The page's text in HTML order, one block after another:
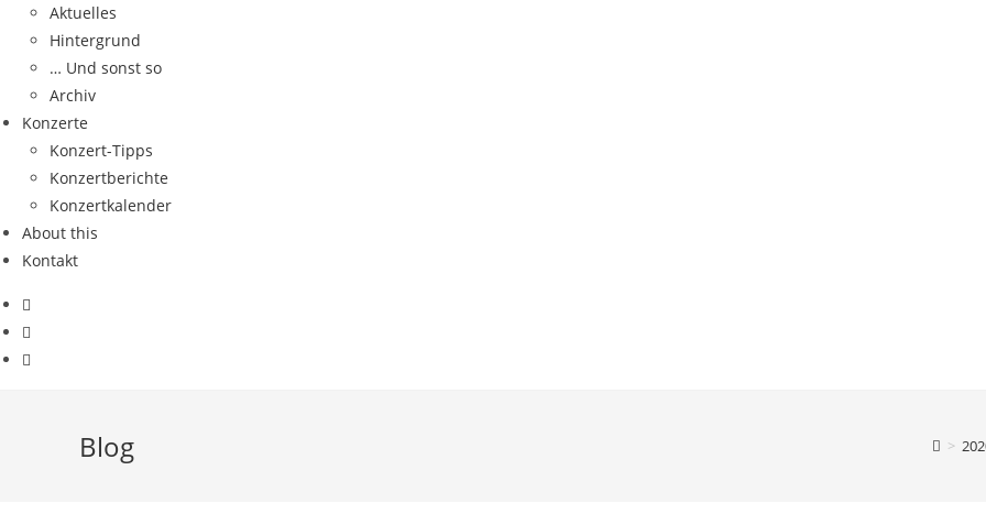
Aktuelles
Hintergrund
… Und sonst so
Archiv
Konzerte
Konzert-Tipps
Konzertberichte
Konzertkalender
About this
Kontakt
Blog >